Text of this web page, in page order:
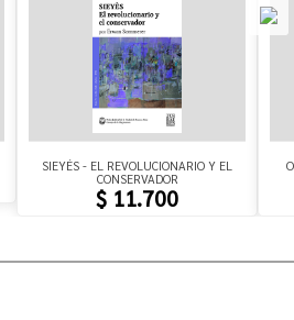
SIEYÉS - EL REVOLUCIONARIO Y EL
CONSERVADOR
$ 11.700